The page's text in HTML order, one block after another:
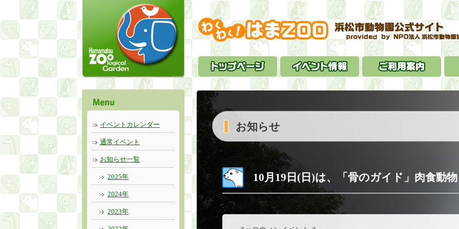
お知らせ
10月19日(日)は、「骨のガイド」肉食動
イベントカレンダー
通常イベント
お知らせ一覧
2025年
2024年
2023年